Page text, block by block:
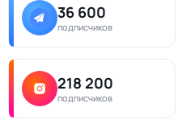
36 600
подписчиков
218 200
подписчиков